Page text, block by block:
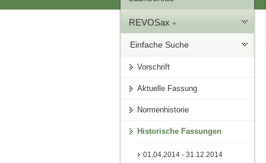
REVOSax
Einfache Suche
Vorschrift
Aktuelle Fassung
Normenhistorie
Historische Fassungen
01.04.2014 - 31.12.2014